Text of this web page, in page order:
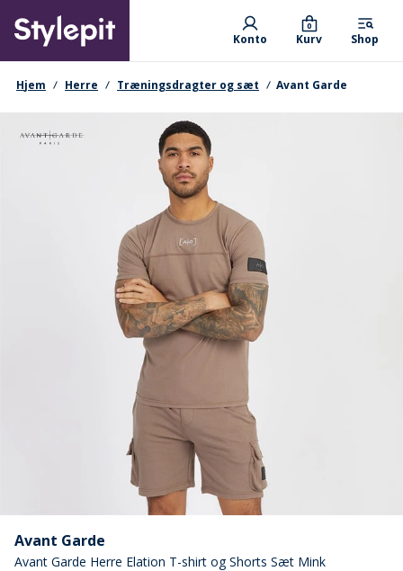
main
content
Primary departments
Konto Kurv
0
Shop
navigationssti
Hjem Herre Træningsdragter og sæt Avant Garde
Avant Garde
Avant Garde Herre Elation T-shirt og Shorts Sæt Mink